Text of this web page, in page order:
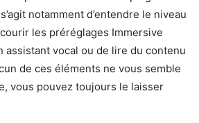
notamment d’entendre le niveau
les préréglages Immersive
assistant vocal ou de lire du contenu
de ces éléments ne vous semble
vous pouvez toujours le laisser